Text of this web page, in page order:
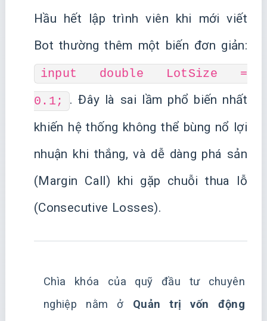
Hầu hết lập trình viên khi mới viết
Bot thường thêm một biến đơn giản:
input double LotSize =
0.1;
. Đây là sai lầm phổ biến nhất
khiến hệ thống không thể bùng nổ lợi
nhuận khi thắng, và dễ dàng phá sản
(Margin Call) khi gặp chuỗi thua lỗ
(Consecutive Losses).
Chìa khóa của quỹ đầu tư chuyên
nghiệp nằm ở Quản trị vốn động